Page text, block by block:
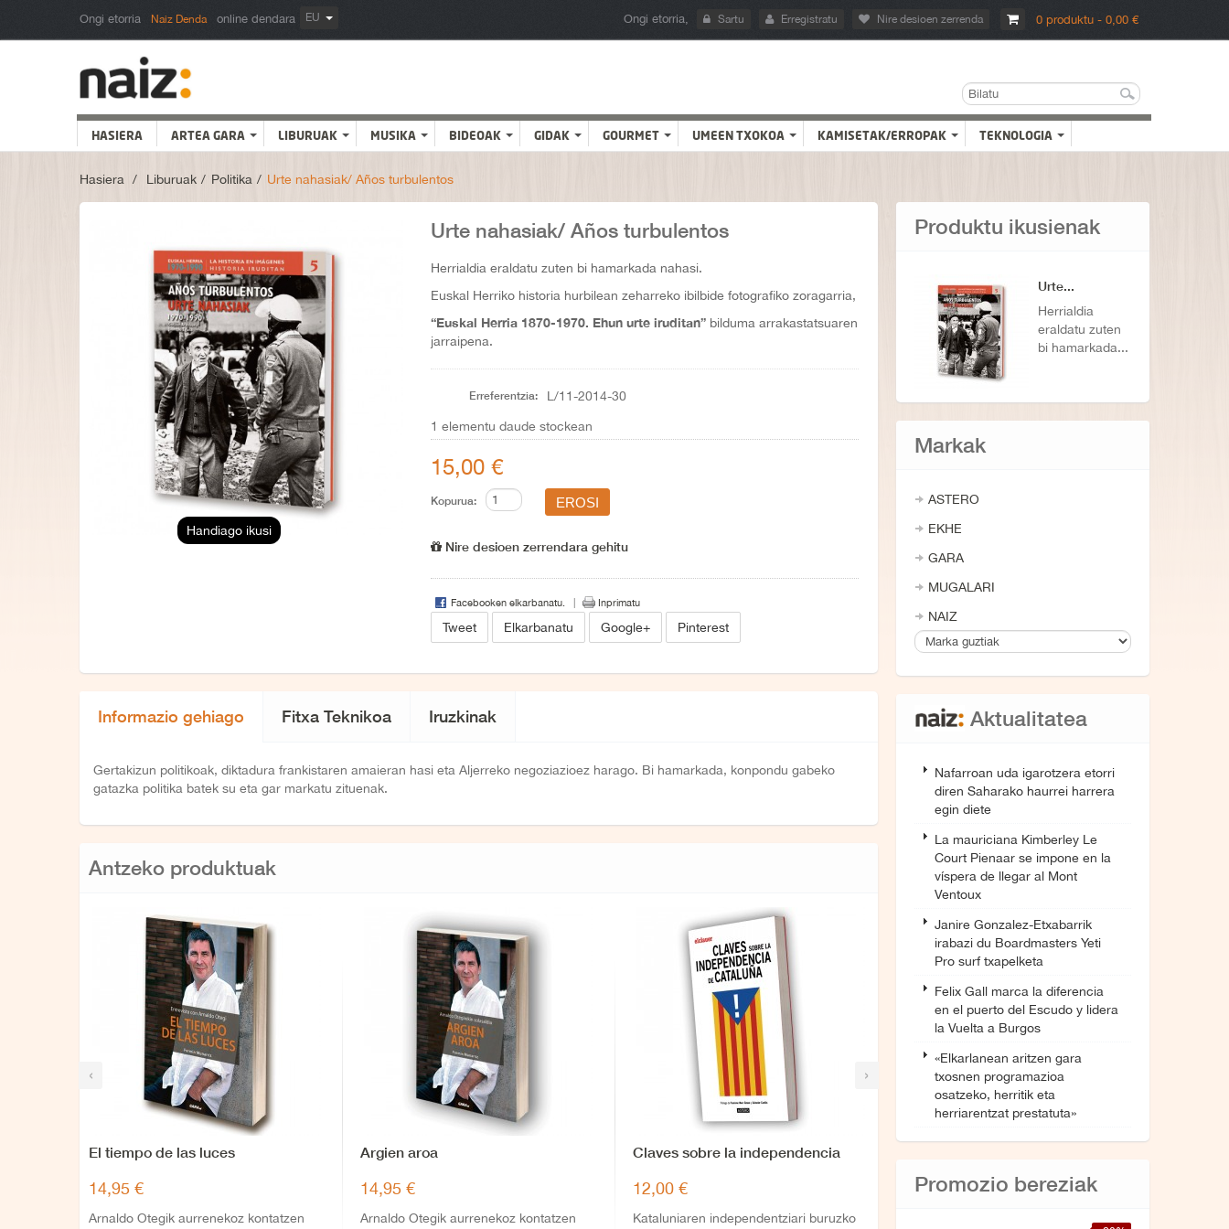
Ongi etorria Naiz Denda online dendara 0 produktu - 0,00 €
Ongi etorria, Sartu Erregistratu Nire desioen zerrenda
EU
HASIERA ARTEA GARA LIBURUAK MUSIKA BIDEOAK GIDAK GOURMET UMEEN TXOKOA KAMISETAK/ERROPAK TEKNOLOGIA
Hasiera > Liburuak > Politika > Urte nahasiak/ Años turbulentos
Handiago ikusi
Urte nahasiak/ Años turbulentos
Herrialdia eraldatu zuten bi hamarkada nahasi.
Euskal Herriko historia hurbilean zeharreko ibilbide fotografiko zoragarria,
“Euskal Herria 1870-1970. Ehun urte iruditan”bilduma arrakastatsuaren
jarraipena.
Erreferentzia: L/11-2014-30
1 elementu daude stockean
15,00 €
Kopurua:
Nire desioen zerrendara gehitu
Facebooken elkarbanatu. Inprimatu
Tweet Elkarbanatu Google+ Pinterest
Informazio gehiago Fitxa Teknikoa Iruzkinak
Gertakizun politikoak, diktadura frankistaren amaieran hasi eta Aljerreko negoziazioez harago. Bi hamarkada, konpondu gabeko
gatazka politika batek su eta gar markatu zituenak.
Antzeko produktuak
‹ ›
El tiempo de las luces
14,95 €
Arnaldo Otegik aurrenekoz kontatzen
Argien aroa
14,95 €
Arnaldo Otegik aurrenekoz kontatzen
Claves sobre la independencia
12,00 €
Kataluniaren independentziari buruzko
Produktu ikusienak
Urte...
Herrialdia
eraldatu zuten
bi hamarkada...
Markak
ASTERO
EKHE
GARA
MUGALARI
NAIZ
Aktualitatea
Nafarroan uda igarotzera etorri
diren Saharako haurrei harrera
egin diete
La mauriciana Kimberley Le
Court Pienaar se impone en la
víspera de llegar al Mont
Ventoux
Janire Gonzalez-Etxabarrik
irabazi du Boardmasters Yeti
Pro surf txapelketa
Felix Gall marca la diferencia
en el puerto del Escudo y lidera
la Vuelta a Burgos
«Elkarlanean aritzen gara
txosnen programazioa
osatzeko, herritik eta
herriarentzat prestatuta»
Promozio bereziak